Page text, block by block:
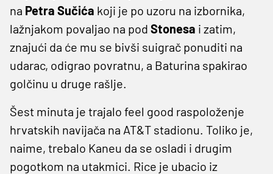
na Petra Sučića koji je po uzoru na izbornika,
lažnjakom povaljao na pod Stonesa i zatim,
znajući da će mu se bivši suigrač ponuditi na
udarac, odigrao povratnu, a Baturina spakirao
golčinu u druge rašlje.
Šest minuta je trajalo feel good raspoloženje
hrvatskih navijača na AT&T stadionu. Toliko je,
naime, trebalo Kaneu da se osladi i drugim
pogotkom na utakmici. Rice je ubacio iz